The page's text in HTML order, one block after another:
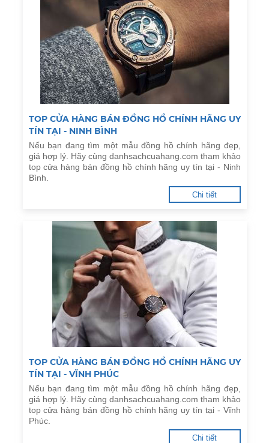
TOP CỬA HÀNG BÁN ĐỒNG HỒ CHÍNH HÃNG UY
TÍN TẠI - NINH BÌNH
Nếu bạn đang tìm một mẫu đồng hồ chính hãng đẹp,
giá hợp lý. Hãy cùng danhsachcuahang.com tham khảo
top cửa hàng bán đồng hồ chính hãng uy tín tại - Ninh
Bình.
Chi tiết
TOP CỬA HÀNG BÁN ĐỒNG HỒ CHÍNH HÃNG UY
TÍN TẠI - VĨNH PHÚC
Nếu bạn đang tìm một mẫu đồng hồ chính hãng đẹp,
giá hợp lý. Hãy cùng danhsachcuahang.com tham khảo
top cửa hàng bán đồng hồ chính hãng uy tín tại - Vĩnh
Phúc.
Chi tiết